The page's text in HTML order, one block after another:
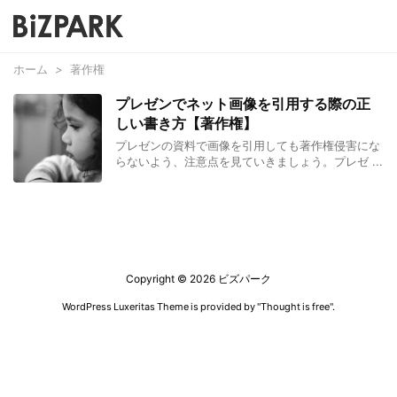
ホーム > 著作権
プレゼンでネット画像を引用する際の正
しい書き方【著作権】
プレゼンの資料で画像を引用しても著作権侵害にな
らないよう、注意点を見ていきましょう。プレゼ ...
Copyright © 2026 ビズパーク
WordPress Luxeritas Theme is provided by "Thought is free".